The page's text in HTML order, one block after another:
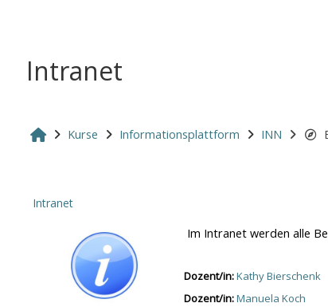
Intranet
Startseite
Kurse Informationsplattform INN
Intranet
Im Intranet werden alle
Dozent/in:Kathy Bierschenk
Dozent/in:Manuela Koch